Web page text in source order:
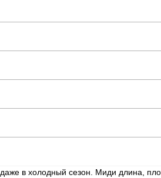
в холодный сезон. Миди длина,